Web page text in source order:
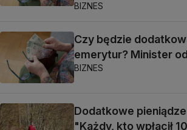
BIZNES
Czy będzie
emerytur? Minister
BIZNES
Dodatkowe
"Każdy, kto wpłacił